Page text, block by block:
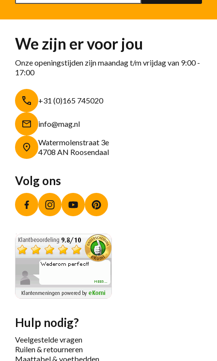
We zijn er voor jou
Onze openingstijden zijn maandag t/m vrijdag van 9:00 -
17:00
+31 (0)165 745020
info@mag.nl
Watermolenstraat 3e
4708 AN Roosendaal
Volg ons
FacebookInstagramYouTube
Hulp nodig?
Veelgestelde vragen
Ruilen & retourneren
Maattabel & voetbedden